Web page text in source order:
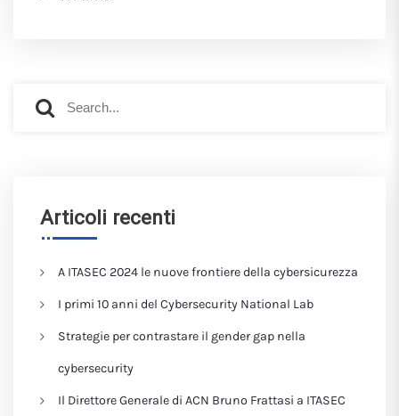
Articoli recenti
A ITASEC 2024 le nuove frontiere della cybersicurezza
I primi 10 anni del Cybersecurity National Lab
Strategie per contrastare il gender gap nella
cybersecurity
Il Direttore Generale di ACN Bruno Frattasi a ITASEC